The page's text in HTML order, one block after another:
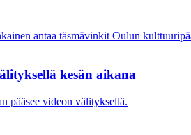
antaa täsmävinkit Oulun
kesän aikana
pääsee videon välityksellä.